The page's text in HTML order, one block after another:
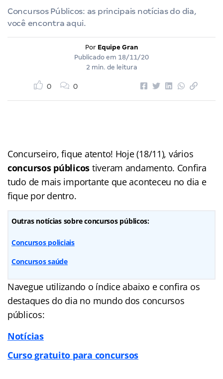
Concursos Públicos: as principais notícias do dia,
você encontra aqui.
Por Equipe Gran
Publicado em 18/11/20
2 min. de leitura
0 0
Concurseiro, fique atento! Hoje (18/11), vários
concursos públicos tiveram andamento. Confira
tudo de mais importante que aconteceu no dia e
fique por dentro.
Outras notícias sobre concursos públicos:
Concursos policiais
Concursos saúde
Navegue utilizando o índice abaixo e confira os
destaques do dia no mundo dos concursos
públicos:
Notícias
Curso gratuito para concursos